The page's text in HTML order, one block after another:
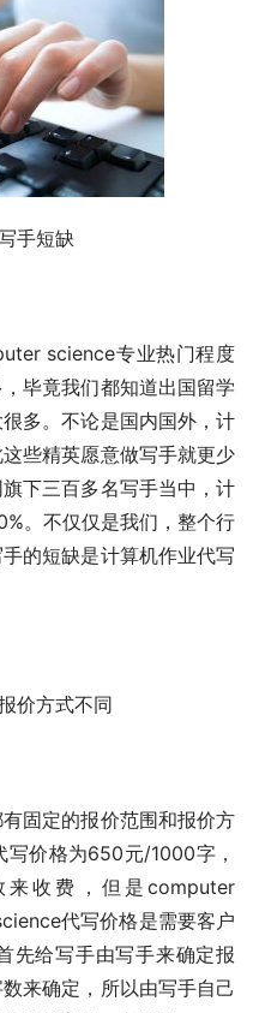
手短缺
science专业热门程度
毕竟我们都知道出国留学
多。不论是国内国外，计
些精英愿意做写手就更少
下三百多名写手当中，计
。不仅仅是我们，整个行
的短缺是计算机作业代写
价方式不同
固定的报价范围和报价方
价格为650元/1000字，
收费，但是computer
代写价格是需要客户
先给写手由写手来确定报
来确定，所以由写手自己